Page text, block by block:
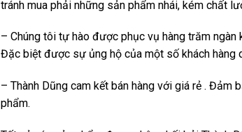
tránh mua phải những sản phẩm nhái, kém chất
– Chúng tôi tự hào được phục vụ hàng trăm ngàn
Đặc biệt được sự ủng hộ của một số khách hàng
– Thành Dũng cam kết bán hàng với giá rẻ . Đảm
phẩm.